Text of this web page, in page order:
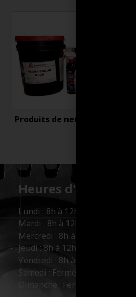
Produits de nettoyage
Heures d'ouverture :
Lundi : 8h à 12h et 13h à 17h
Mardi : 8h à 12h et 13h à 17h
Mercredi : 8h à 12h et 13h à 17h
Jeudi : 8h à 12h et 13h à 17h
Vendredi : 8h à 12h et 13h à 16h
Samedi : Fermé
Dimanche : Fermé